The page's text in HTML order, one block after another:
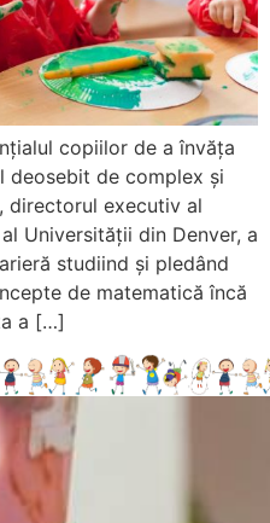
copiilor de a învăța
deosebit de complex și
directorul executiv al
Universității din Denver, a
studiind și pledând
de matematică încă
a […]